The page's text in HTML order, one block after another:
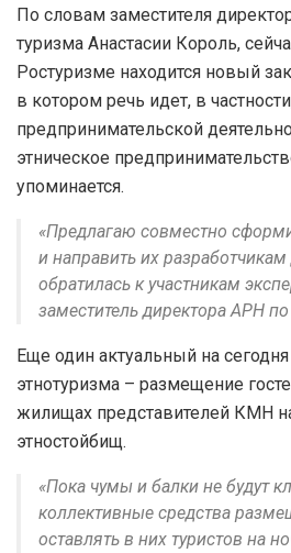
По словам заместителя
туризма Анастасии Король,
Ростуризме находится новый
в котором речь идет, в
предпринимательской
этническое
упоминается.
«Предлагаю совместно
и направить их разработчикам
обратилась к участникам
заместитель директора АРН
Еще один актуальный на
этнотуризма – размещение
жилищах представителей КМН
этностойбищ.
«Пока чумы и балки не будут
коллективные средства
оставлять в них туристов на